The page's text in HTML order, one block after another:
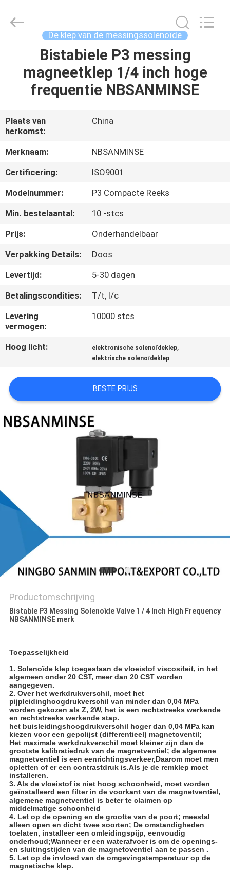
PRODUCTEN
ONGEVEER
ONS
FABRIEKSREIS
CONTACTEER
ONS
VERZOEK
OM EEN
CITAAT
SITEMAP
PRIVACYBELEID
Export
Co.,Ltd..
De klep van de messingssolenoïde
Bistabiele P3 messing
magneetklep 1/4 inch hoge
frequentie NBSANMINSE
Plaats van
herkomst:
China
Merknaam:
NBSANMINSE
Certificering:
ISO9001
Modelnummer:
P3 Compacte Reeks
Min. bestelaantal:
10 -stcs
Prijs:
Onderhandelbaar
Verpakking Details:
Doos
Levertijd:
5-30 dagen
Betalingscondities:
T/t, l/c
Levering
vermogen:
10000 stcs
Hoog licht: elektronische solenoïdeklep,
elektrische solenoïdeklep
BESTE PRIJS
Productomschrijving
Bistable P3 Messing Solenoïde Valve 1 / 4 Inch High Frequency
NBSANMINSE merk
Toepasselijkheid
1. Solenoïde klep toegestaan de vloeistof viscositeit, in het
algemeen onder 20 CST, meer dan 20 CST worden
aangegeven.
2. Over het werkdrukverschil, moet het
pijpleidinghoogdrukverschil van minder dan 0,04 MPa
worden gekozen als Z, 2W, het is een rechtstreeks werkende
en rechtstreeks werkende stap.
het buisleidingshoogdrukverschil hoger dan 0,04 MPa kan
kiezen voor een gepolijst (differentieel) magnetoventil;
Het maximale werkdrukverschil moet kleiner zijn dan de
grootste kalibratiedruk van de magnetventiel; de algemene
magnetventiel is een eenrichtingsverkeer,Daarom moet men
opletten of er een contrastdruk is.Als je de remklep moet
installeren.
3. Als de vloeistof is niet hoog schoonheid, moet worden
geïnstalleerd een filter in de voorkant van de magnetventiel,
algemene magnetventiel is beter te claimen op
middelmatige schoonheid
4. Let op de opening en de grootte van de poort; meestal
alleen open en dicht twee soorten; De omstandigheden
toelaten, installeer een omleidingspijp, eenvoudig
onderhoud;Wanneer er een waterafvoer is om de openings-
en sluitingstijden van de magnetoventiel aan te passen .
5. Let op de invloed van de omgevingstemperatuur op de
magnetische klep.